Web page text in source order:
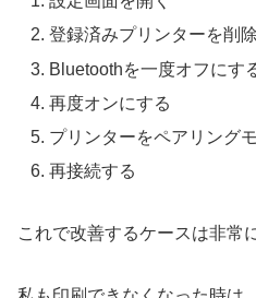
登録済みプリンターを削除
Bluetoothを一度オフにす
再度オンにする
プリンターをペアリング
再接続する
これで改善するケースは非常